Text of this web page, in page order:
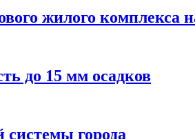
жилого комплекса
до 15 мм осадков
системы города